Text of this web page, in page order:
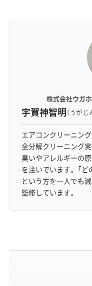
株式会社ウガ
宇賀神智明（うがじ
エアコンクリーニン
全分解クリーニング
臭いやアレルギーの
を注いでいます。「
という方を一人でも
監修しています。